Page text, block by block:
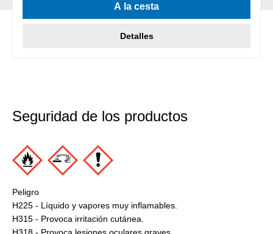
A la cesta
Detalles
Seguridad de los productos
Peligro
H225 - Líquido y vapores muy inflamables.
H315 - Provoca irritación cutánea.